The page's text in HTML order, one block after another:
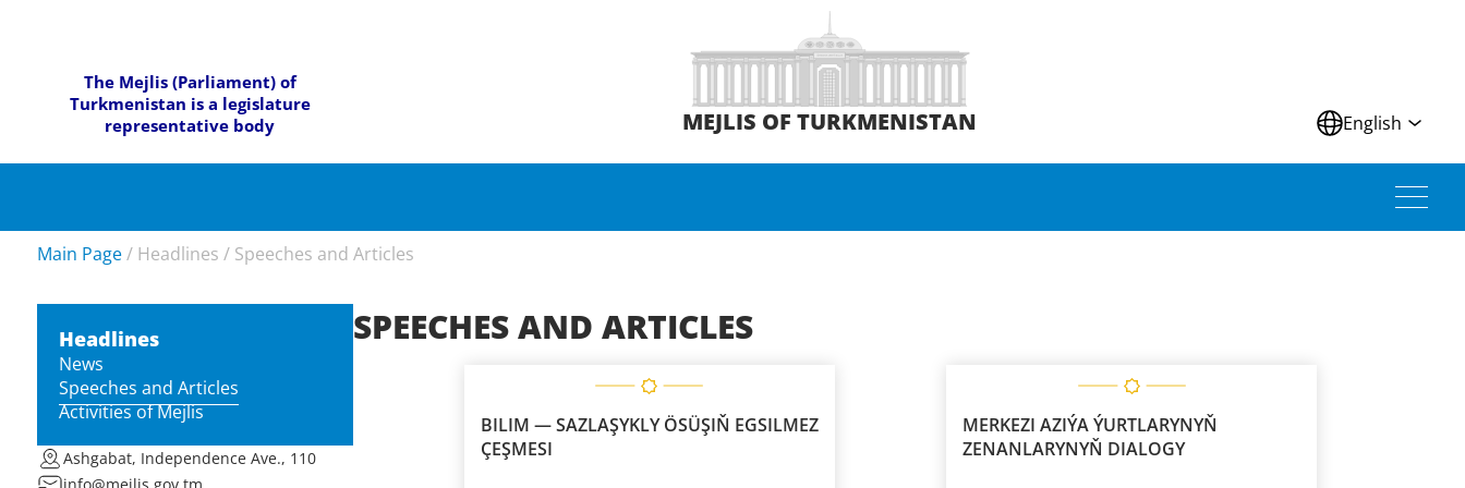
The Mejlis (Parliament) of
Turkmenistan is a legislature
representative body
MEJLIS OF TURKMENISTAN English
Main Page / Headlines / Speeches and Articles
Headlines
News
Speeches and Articles
Activities of Mejlis
Ashgabat, Independence Ave., 110
SPEECHES AND ARTICLES
BILIM — SAZLAŞYKLY ÖSÜŞIŇ EGSILMEZ
ÇEŞMESI
MERKEZI AZIÝA ÝURTLARYNYŇ
ZENANLARYNYŇ DIALOGY